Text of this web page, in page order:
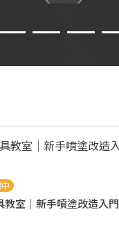
教室｜新手噴塗改造入門